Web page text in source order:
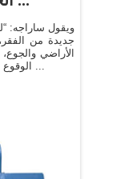
ويقول ساراجه:
جديدة من
الأراضي
الوقوع حول الموارد الطبيعية، ويشيع الترويع ...